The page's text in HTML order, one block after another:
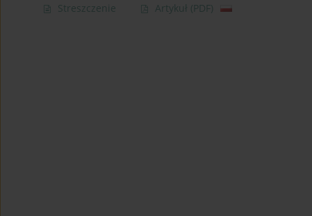
Streszczenie Artykuł (PDF)